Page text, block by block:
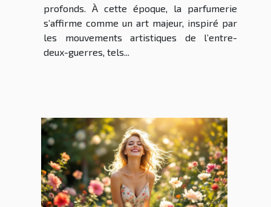
profonds. À cette époque, la parfumerie
s’affirme comme un art majeur, inspiré par
les mouvements artistiques de l’entre-
deux-guerres, tels...